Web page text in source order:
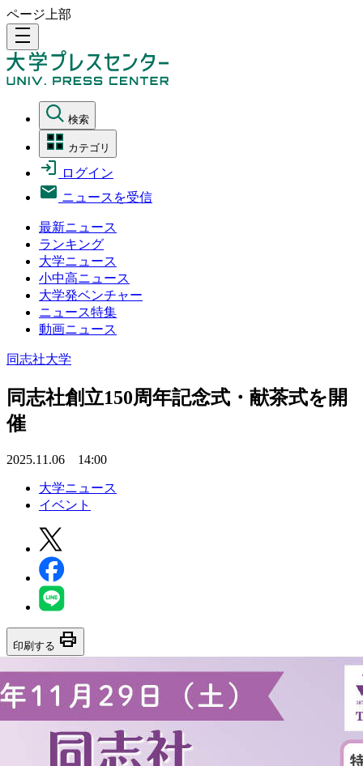
ページ上部
density_medium
検索
カテゴリ
ログイン
ニュースを受信
最新ニュース
ランキング
大学ニュース
小中高ニュース
大学発ベンチャー
ニュース特集
動画ニュース
同志社大学
同志社創立150周年記念式・献茶式を開
催
2025.11.06 14:00
大学ニュース
イベント
印刷する print